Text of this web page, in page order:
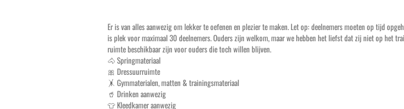
Er is van alles aanwezig om lekker te oefenen en plezier te maken. Let op: deelnemers moeten op tijd
is plek voor maximaal 30 deelnemers. Ouders zijn welkom, maar we hebben het liefst dat zij niet op
ruimte beschikbaar zijn voor ouders die toch willen blijven.
🐴 Springmateriaal
🎀 Dressuurruimte
🤸 Gymmaterialen, matten & trainingsmateriaal
🥤 Drinken aanwezig
👕 Kleedkamer aanwezig